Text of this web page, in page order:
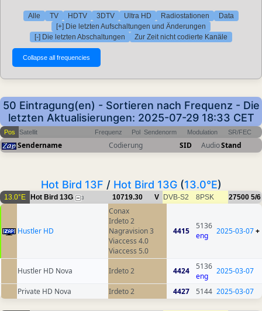
Alle TV HDTV 3DTV Ultra HD Radiostationen
Data
[+] Die letzten Aufschaltungen und Änderungen
[-] Die letzten Abschaltungen
Zur Zeit nicht codierte Kanäle
50 Eintragung(en) - Sortieren nach Frequenz - Die
letzten Aktualisierungen: 2025-07-29 18:33 CET
Pos Satellit Frequenz Pol Sendenorm Modulation SR/FEC
Sendername Codierung SID AudioStand
Hot Bird 13F / Hot Bird 13G(13.0°E)
13.0°E Hot Bird 13G 3 10719.30 V DVB-S2 8PSK 27500 5/6
Hustler HD
Conax
Irdeto 2
Nagravision 3
Viaccess 4.0
Viaccess 5.0
4415
5136
eng
2025-03-07+
Hustler HD Nova Irdeto 2 4424
5136
eng
2025-03-07
Private HD Nova Irdeto 2 4427 5144 2025-03-07